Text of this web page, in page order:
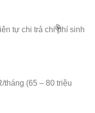
tự chi trả chi phí sinh
tháng (65 – 80 triệu